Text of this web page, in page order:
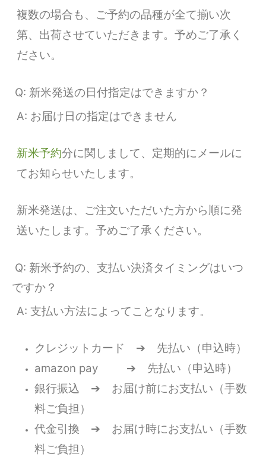
複数の場合も、ご予約の品種が全て揃い次
第、出荷させていただきます。予めご了承く
ださい。
Q: 新米発送の日付指定はできますか？
A: お届け日の指定はできません
新米予約分に関しまして、定期的にメールに
てお知らせいたします。
新米発送は、ご注文いただいた方から順に発
送いたします。予めご了承ください。
Q: 新米予約の、支払い決済タイミングはいつ
ですか？
A: 支払い方法によってことなります。
クレジットカード ➔ 先払い（申込時）
amazon pay ➔ 先払い（申込時）
銀行振込 ➔ お届け前にお支払い（手数
料ご負担）
代金引換 ➔ お届け時にお支払い（手数
料ご負担）